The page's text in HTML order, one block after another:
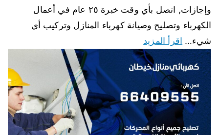
وإجازات, اتصل بأي وقت خبرة ٢٥ عام في أعمال
الكهرباء وتصليح وصيانة كهرباء المنازل وتركيب أي
شيء… اقرأ المزيد